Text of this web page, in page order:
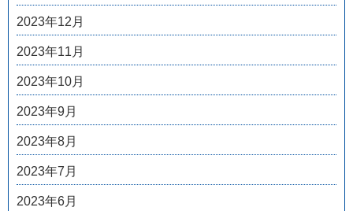
2023年12月
2023年11月
2023年10月
2023年9月
2023年8月
2023年7月
2023年6月